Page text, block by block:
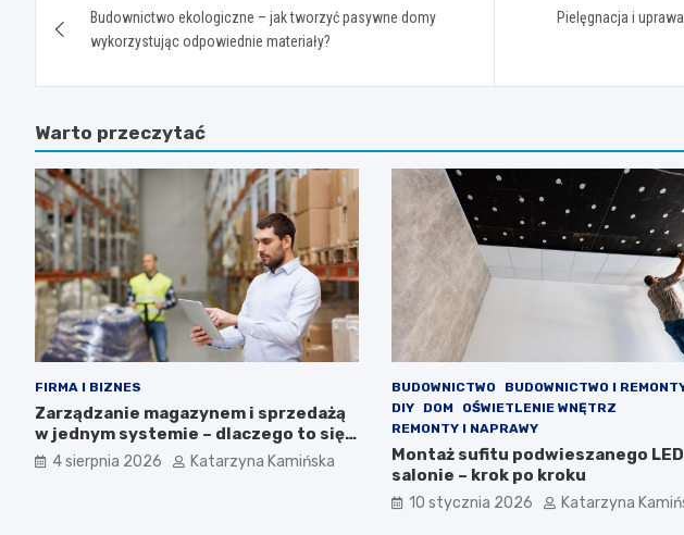
wpisuBudownictwo ekologiczne – jak tworzyć pasywne domy
wykorzystując odpowiednie materiały?
Pielęgnacja i
Warto przeczytać
FIRMA I BIZNES
Zarządzanie magazynem i sprzedażą
w jednym systemie – dlaczego to się
opłaca?
4 sierpnia 2026 Katarzyna Kamińska
BUDOWNICTWO
BUDOWNICTWO I
DIY
DOM
OŚWIETLENIE WNĘTRZ
REMONTY I NAPRAWY
Montaż sufitu podwieszanego
salonie – krok po kroku
10 stycznia 2026 Katarzyna